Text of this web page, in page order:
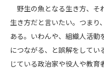
野生の魚となる生き方、そ
生き方だと言いたい。つまり
ある。いわんや、組織人活
につながる、と誤解をして
じている政治家や役人や教